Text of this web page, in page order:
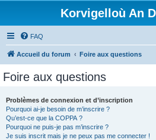
Korvigelloù An
FAQ
Accueil du forum Foire aux questions
Foire aux questions
Problèmes de connexion et d’inscription
Pourquoi ai-je besoin de m’inscrire ?
Qu’est-ce que la COPPA ?
Pourquoi ne puis-je pas m’inscrire ?
Je suis inscrit mais je ne peux pas me connecter !